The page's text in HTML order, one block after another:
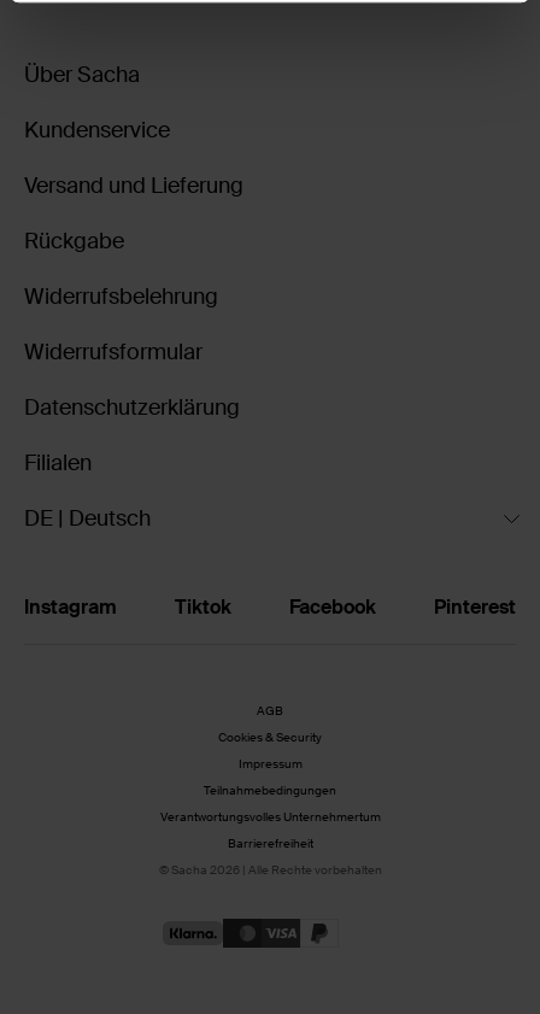
Über Sacha
Kundenservice
Versand und Lieferung
Rückgabe
Widerrufsbelehrung
Widerrufsformular
Datenschutzerklärung
Filialen
DE | Deutsch
Instagram Tiktok Facebook Pinterest
AGB
Cookies & Security
Impressum
Teilnahmebedingungen
Verantwortungsvolles Unternehmertum
Barrierefreiheit
© Sacha 2026 | Alle Rechte vorbehalten